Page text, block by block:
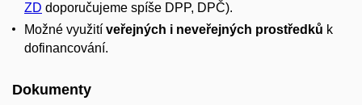
ZD doporučujeme spíše DPP, DPČ).
Možné využití veřejných i neveřejných prostředků k
dofinancování.
Dokumenty